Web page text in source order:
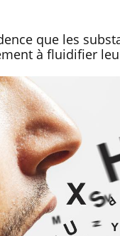
que les
à fluidifier